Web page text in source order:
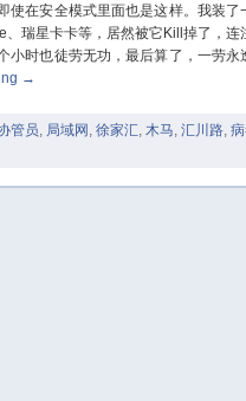
使在安全模式里面也是这样。我装了
、瑞星卡卡等，居然被它Kill掉了，连
小时也徒劳无功，最后算了，一劳永
→
管员 局域网 ,徐家汇 木马 ,汇川路 ,